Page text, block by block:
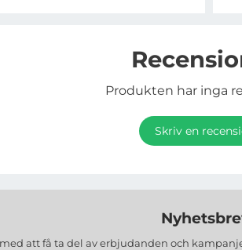
Produkten har inga
Skriv en
att få ta del av erbjudanden och